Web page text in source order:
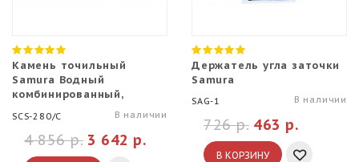
Камень точильный
Samura Водный
комбинированный,
SCS-280/C В наличии
3 642 р.
4 856 р.
Держатель угла заточки
Samura
SAG-1 В наличии
463 р.
726 р.
В КОРЗИНУ